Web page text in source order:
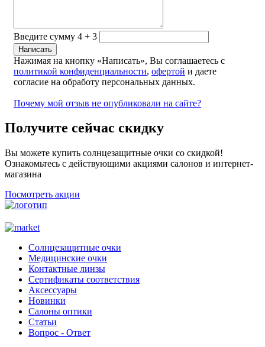
Введите сумму 4 + 3
Нажимая на кнопку «Написать», Вы соглашаетесь с
политикой конфиденциальности, офертой и даете
согласие на обработу персональных данных.
Почему мой отзыв не опубликовали на сайте?
Получите сейчас скидку
Вы можете купить солнцезащитные очки со скидкой!
Ознакомьтесь с действующими акциями салонов и интернет-
магазина
Посмотреть акции
Солнцезащитные очки
Медицинские очки
Контактные линзы
Сертификаты соответствия
Аксессуары
Новинки
Салоны оптики
Статьи
Вопрос - Ответ